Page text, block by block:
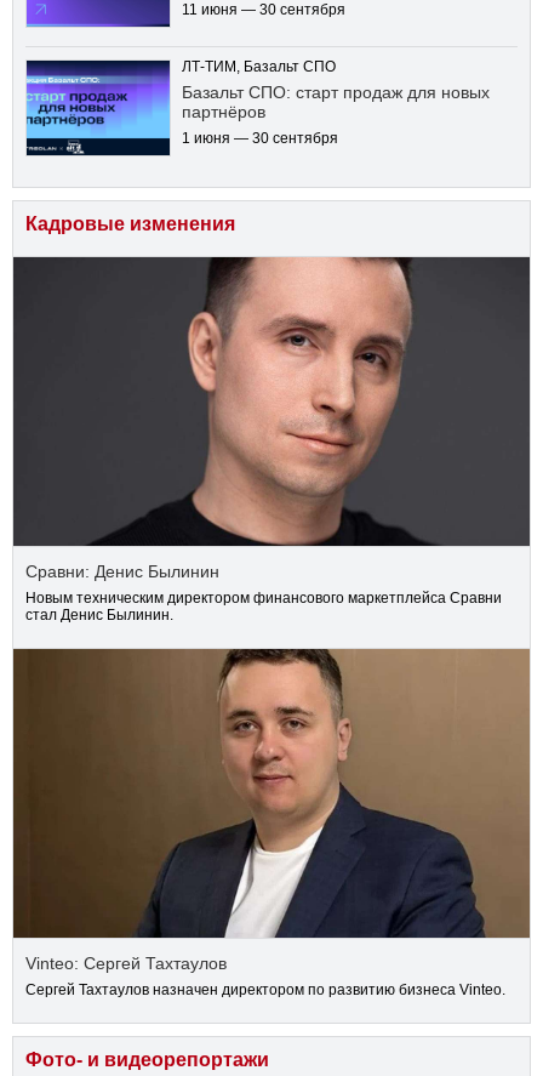
11 июня — 30 сентября
ЛТ-ТИМ, Базальт СПО
Базальт СПО: старт продаж для новых
партнёров
1 июня — 30 сентября
Кадровые изменения
Сравни: Денис Былинин
Новым техническим директором финансового маркетплейса Сравни
стал Денис Былинин.
Vinteo: Сергей Тахтаулов
Сергей Тахтаулов назначен директором по развитию бизнеса Vinteo.
Фото- и видеорепортажи